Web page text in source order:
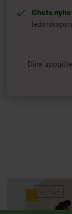
Chefs
Dina